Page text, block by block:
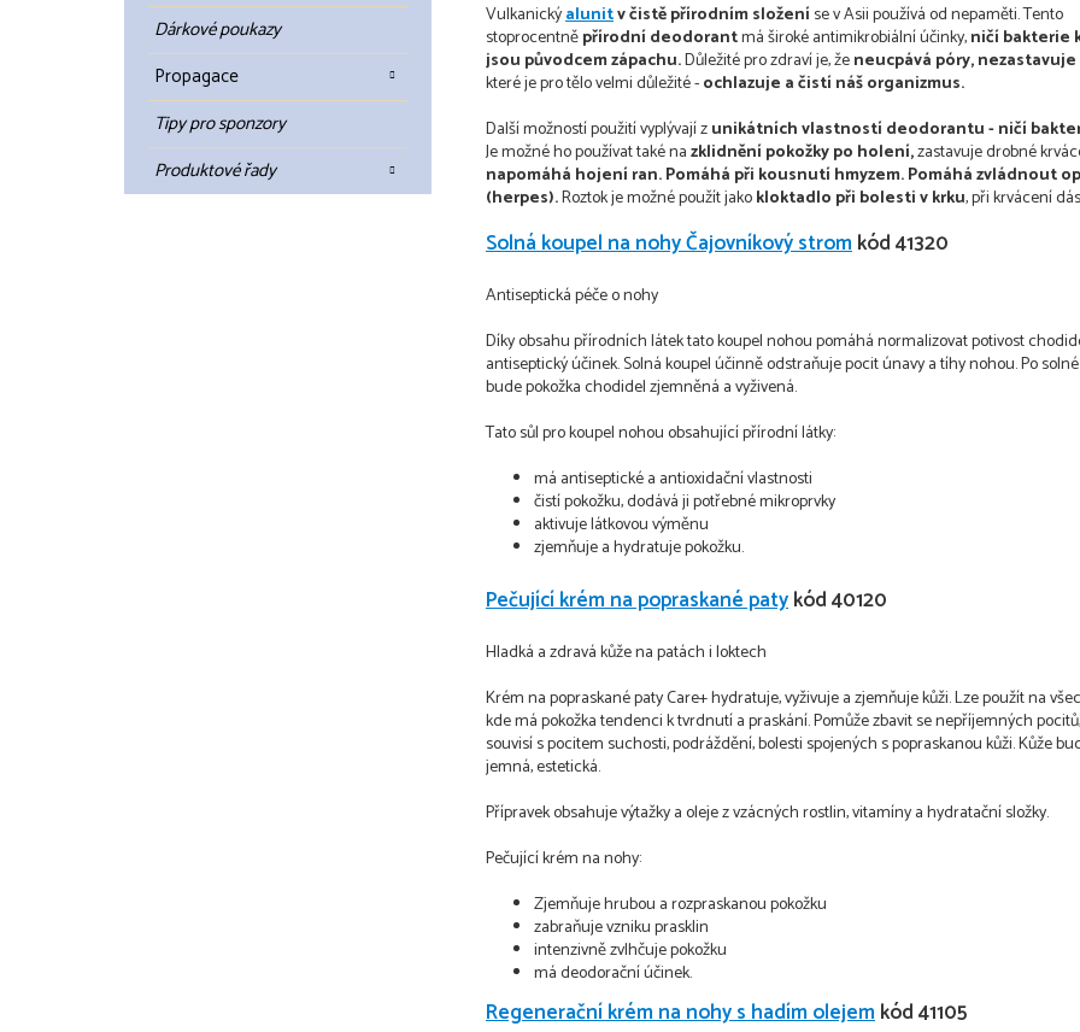
Dárkové poukazy
Propagace
Tipy pro sponzory
Produktové řady
Vulkanickýalunitv čistě přírodním složeníse v Asii používá od nepaměti. Tento
stoprocentněpřírodní deodorantmá široké antimikrobiální účinky,ničí bakterie
jsou původcem zápachu.Důležité pro zdraví je, ženeucpává póry,
které je pro tělo velmi důležité -ochlazuje a čistí náš organizmus.
Další možností použití vyplývají zunikátních vlastností deodorantu - ničí
Je možné ho používat také nazklidnění pokožky po holení,zastavuje drobné
napomáhá hojení ran.Pomáhá při kousnutí hmyzem.Pomáhá zvládnout
(herpes).Roztok je možné použít jakokloktadlo při bolesti v krku, při krvácení
Solná koupel na nohy Čajovníkový stromkód 41320
Antiseptická péče o nohy
Díky obsahu přírodních látek tato koupel nohou pomáhá normalizovat potivost
antiseptický účinek. Solná koupel účinně odstraňuje pocit únavy a tíhy nohou. Po
bude pokožka chodidel zjemněná a vyživená.
Tato sůl pro koupel nohou obsahující přírodní látky:
má antiseptické a antioxidační vlastnosti
čistí pokožku, dodává ji potřebné mikroprvky
aktivuje látkovou výměnu
zjemňuje a hydratuje pokožku.
Pečující krém na popraskané patykód 40120
Hladká a zdravá kůže na patách i loktech
Krém na popraskané paty Care+ hydratuje, vyživuje a zjemňuje kůži. Lze použít na
kde má pokožka tendenci k tvrdnutí a praskání. Pomůže zbavit se nepříjemných
souvisí s pocitem suchosti, podráždění, bolesti spojených s popraskanou kůži. Kůže
jemná, estetická.
Přípravek obsahuje výtažky a oleje z vzácných rostlin, vitamíny a hydratační složky.
Pečující krém na nohy:
Zjemňuje hrubou a rozpraskanou pokožku
zabraňuje vzniku prasklin
intenzivně zvlhčuje pokožku
má deodorační účinek.
Regenerační krém na nohy s hadím olejemkód 41105